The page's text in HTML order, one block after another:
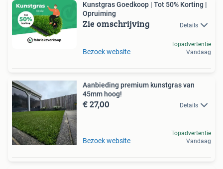
Kunstgras Goedkoop | Tot 50% Korting |
Opruiming
Zie omschrijving Details
Bezoek website
Topadvertentie
Vandaag
Aanbieding premium kunstgras van
45mm hoog!
€ 27,00 Details
Bezoek website
Topadvertentie
Vandaag